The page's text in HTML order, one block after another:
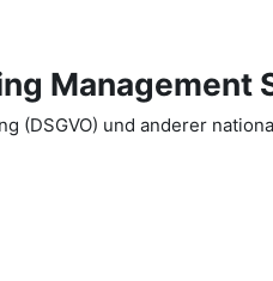
Management
(DSGVO) und anderer